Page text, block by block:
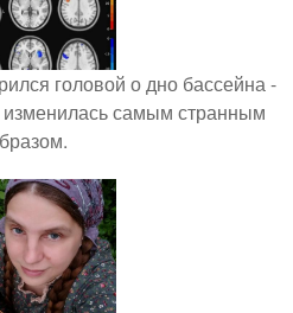
головой о дно бассейна -
изменилась самым странным